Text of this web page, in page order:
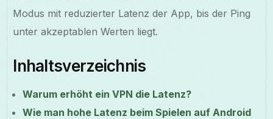
Modus mit reduzierter Latenz der App, bis der Ping
unter akzeptablen Werten liegt.
Inhaltsverzeichnis
Warum erhöht ein VPN die Latenz?
Wie man hohe Latenz beim Spielen auf Android